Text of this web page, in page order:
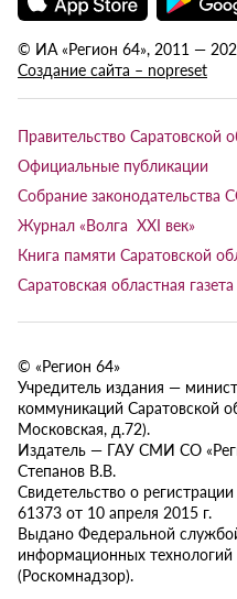
© ИА «Регион 64», 2011 —
Создание сайта – nopreset
Правительство Саратовской
Официальные публикации
Собрание законодательства
Журнал «Волга XXI век»
Книга памяти Саратовской
Саратовская областная газета
© «Регион 64»
Учредитель издания —
коммуникаций Саратовской
Московская, д.72).
Издатель — ГАУ СМИ СО
Степанов В.В.
Свидетельство о
61373 от 10 апреля 2015 г.
Выдано Федеральной
информационных
(Роскомнадзор).